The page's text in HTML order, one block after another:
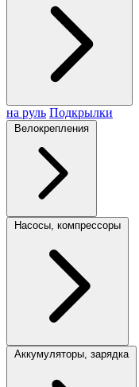
на руль Подкрылки
Велокрепления
Насосы, компрессоры
Аккумуляторы, зарядка